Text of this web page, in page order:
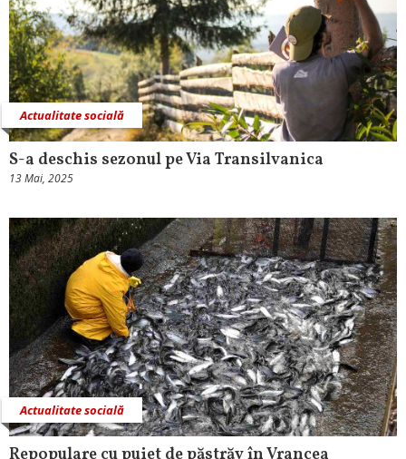
Actualitate socială
S-a deschis sezonul pe Via Transilvanica
13 Mai, 2025
Actualitate socială